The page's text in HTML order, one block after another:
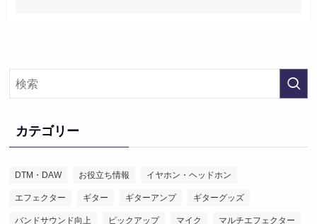
カテゴリー
DTM・DAW お役立ち情報 イヤホン・ヘッドホン
エフェクター ギター ギターアンプ ギターグッズ
バンドサウンド向上 ピックアップ マイク マルチエフェクター